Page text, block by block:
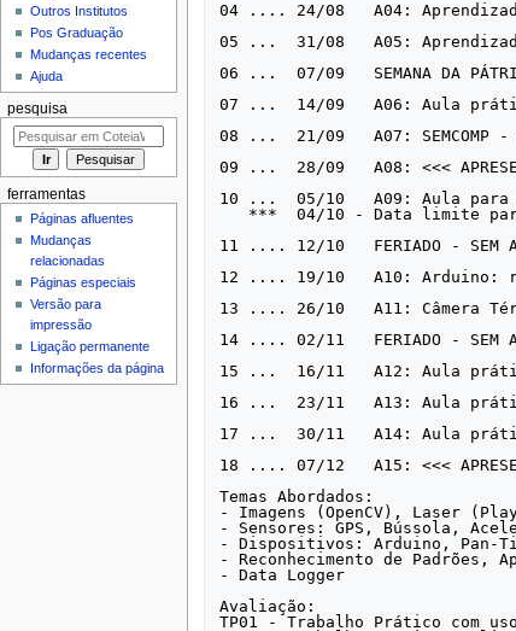
04 ....	24/08   A04: Aprendizado de Máquina - Redes Neurais Artificiais
05 ...	31/08	A05: Aprendizado de Máquina - Redes Neurais e Reconhecimento de Padrões (Imagens, Laser)
06 ...	07/09   SEMANA DA PÁTRIA  - SEM AULA
07 ...	14/09	A06: Aula prática: Preparação do Trabalho - TP01
08 ...	21/09   A07: SEMCOMP - SEM AULA / Atividades junto a SEMCOMP (de 19/09 a 23/09)
09 ...  28/09   A08: <<<
10 ... 	05/10   A09: Aula para discussão/definição/detalhamento sobre Trabalho Prático - TP02
11 ....	12/10   FERIADO - SEM AULA (Quarta 12/10) [Dia da Padroeira do Brasil]
12 ....	19/10   A10: Arduino: recursos, programação, uso prático
13 ....	26/10   A11: Câmera Térmica: imagens térmicas, processamento das imagens
14 ....	02/11   FERIADO - SEM AULA  (Quarta 02/11) [Finados]
15 ...	16/11   A12: Aula prática: Desenvolvimento de aplicações
16 ...  23/11   A13: Aula
17 ...	30/11	A14: Aula prática: Preparação do Trabalho - TP02
18 ....	07/12	A15: <<< APRESENTAÇÂO DO TRABALHO - TP02 >>>
Temas Abordados:
- Imagens (OpenCV), Laser
- Sensores: GPS, Bússola,
- Dispositivos: Arduino, Pan-
- Reconhecimento de Padrões,
- Data Logger
Avaliação:
TP01 - Trabalho Prático com
Outros Institutos
Pos Graduação
Mudanças recentes
Ajuda
pesquisa
ferramentas
Páginas afluentes
Mudanças
relacionadas
Páginas especiais
Versão para
impressão
Ligação permanente
Informações da página